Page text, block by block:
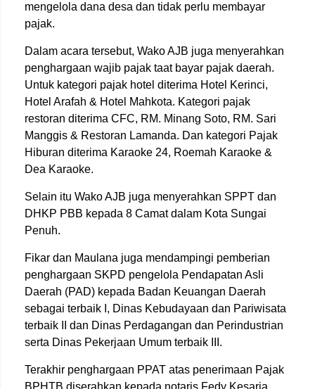
mengelola dana desa dan tidak perlu membayar
pajak.
Dalam acara tersebut, Wako AJB juga menyerahkan
penghargaan wajib pajak taat bayar pajak daerah.
Untuk kategori pajak hotel diterima Hotel Kerinci,
Hotel Arafah & Hotel Mahkota. Kategori pajak
restoran diterima CFC, RM. Minang Soto, RM. Sari
Manggis & Restoran Lamanda. Dan kategori Pajak
Hiburan diterima Karaoke 24, Roemah Karaoke &
Dea Karaoke.
Selain itu Wako AJB juga menyerahkan SPPT dan
DHKP PBB kepada 8 Camat dalam Kota Sungai
Penuh.
Fikar dan Maulana juga mendampingi pemberian
penghargaan SKPD pengelola Pendapatan Asli
Daerah (PAD) kepada Badan Keuangan Daerah
sebagai terbaik I, Dinas Kebudayaan dan Pariwisata
terbaik II dan Dinas Perdagangan dan Perindustrian
serta Dinas Pekerjaan Umum terbaik III.
Terakhir penghargaan PPAT atas penerimaan Pajak
BPHTB diserahkan kepada notaris Fedy Kesaria,